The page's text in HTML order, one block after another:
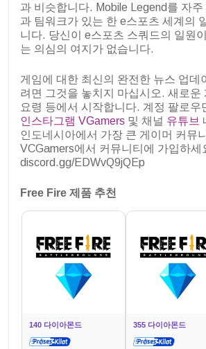
과 비슷합니다. Mobile Legend를 자
과 팀워크가 있는 한 e스포츠 세계의
니다. 당신이 e스포츠 스쿼드의 일원
는 의심의 여지가 없습니다.
게임에 대한 최신의 완전한 뉴스 업데
려면 그것을 놓치지 마십시오. 새로운
요령 등에서 시작합니다. 계정 팔로우
인스타그램 VGamers 및 채널 유튜브
인도네시아에서 가장 큰 게이머 커뮤
VCGamers에서 커뮤니티에 가입하세
discord.gg/EDWvQ9jQEp
Free Fire 제품 추천
140 다이아몬드 355 다이아몬드